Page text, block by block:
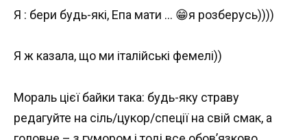
Я : бери будь-які, Епа мати … 😁я розберусь))))
Я ж казала, що ми італійські фемелі))
Мораль цієї байки така: будь-яку страву
редагуйте на сіль/цукор/спеції на свій смак, а